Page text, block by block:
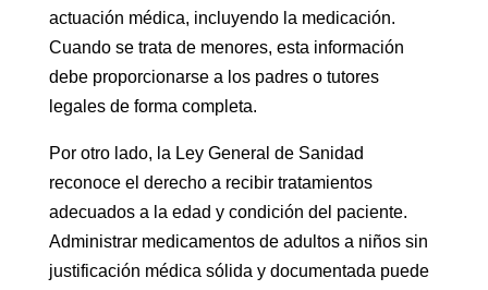
actuación médica, incluyendo la medicación.
Cuando se trata de menores, esta información
debe proporcionarse a los padres o tutores
legales de forma completa.
Por otro lado, la Ley General de Sanidad
reconoce el derecho a recibir tratamientos
adecuados a la edad y condición del paciente.
Administrar medicamentos de adultos a niños sin
justificación médica sólida y documentada puede